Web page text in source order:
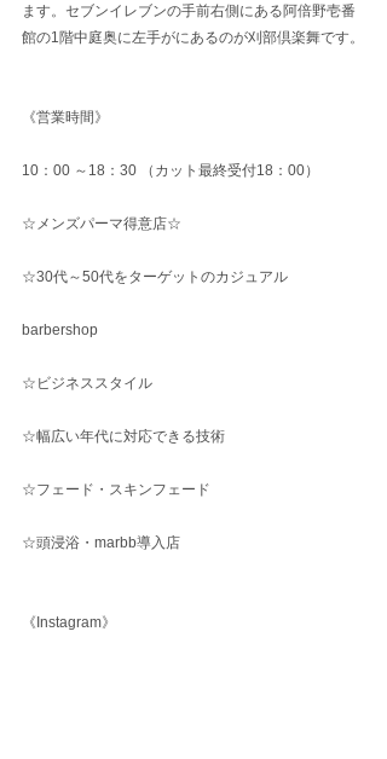
ます。セブンイレブンの手前右側にある阿倍野壱番
館の1階中庭奥に左手がにあるのが刈部倶楽舞です。
《営業時間》
10：00 ～18：30 （カット最終受付18：00）
☆メンズパーマ得意店☆
☆30代～50代をターゲットのカジュアル
barbershop
☆ビジネススタイル
☆幅広い年代に対応できる技術
☆フェード・スキンフェード
☆頭浸浴・marbb導入店
《Instagram》